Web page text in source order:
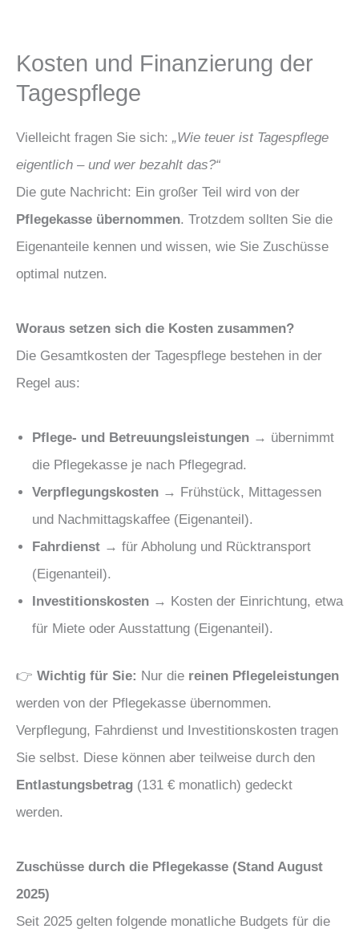
Kosten und Finanzierung der
Tagespflege
Vielleicht fragen Sie sich: „Wie teuer ist Tagespflege
eigentlich – und wer bezahlt das?“
Die gute Nachricht: Ein großer Teil wird von der
Pflegekasse übernommen. Trotzdem sollten Sie die
Eigenanteile kennen und wissen, wie Sie Zuschüsse
optimal nutzen.
Woraus setzen sich die Kosten zusammen?
Die Gesamtkosten der Tagespflege bestehen in der
Regel aus:
Pflege- und Betreuungsleistungen → übernimmt
die Pflegekasse je nach Pflegegrad.
Verpflegungskosten → Frühstück, Mittagessen
und Nachmittagskaffee (Eigenanteil).
Fahrdienst → für Abholung und Rücktransport
(Eigenanteil).
Investitionskosten → Kosten der Einrichtung, etwa
für Miete oder Ausstattung (Eigenanteil).
👉 Wichtig für Sie: Nur die reinen Pflegeleistungen
werden von der Pflegekasse übernommen.
Verpflegung, Fahrdienst und Investitionskosten tragen
Sie selbst. Diese können aber teilweise durch den
Entlastungsbetrag (131 € monatlich) gedeckt
werden.
Zuschüsse durch die Pflegekasse (Stand August
2025)
Seit 2025 gelten folgende monatliche Budgets für die